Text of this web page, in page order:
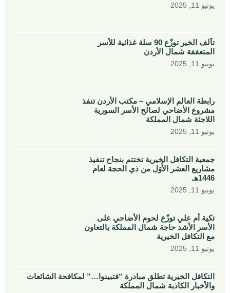
يونيو 11, 2025
تآلف الخير توزّع 90 سلة غذائية للأسر
المتعففة شمال الأردن
يونيو 11, 2025
رابطة العالم الإسلامي – مكتب الأردن تنفذ
مشروع الأضاحي لصالح الأسر السورية
اللاجئة شمال المملكة
يونيو 11, 2025
جمعية التكافل الخيرية تختتم بنجاح تنفيذ
مشاريع العشر الأُوَل من ذي الحجة لعام
1446هـ
يونيو 11, 2025
تكية أم علي توزّع لحوم الأضاحي على
الأسر الأشد حاجة شمال المملكة بالتعاون
مع التكافل الخيرية
يونيو 11, 2025
التكافل الخيرية تطلق مبادرة “فتبينوا…” لمكافحة الشائعات
والأخبار الكاذبة شمال المملكة